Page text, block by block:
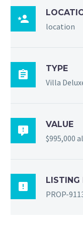

location

TYPE
Villa

VALUE
$995,000

LISTING
PROP-